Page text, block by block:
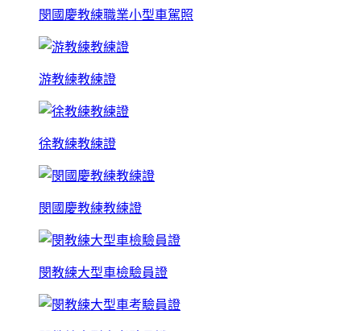
閔國慶教練職業小型車駕照
游教練教練證
徐教練教練證
閔國慶教練教練證
閔教練大型車檢驗員證